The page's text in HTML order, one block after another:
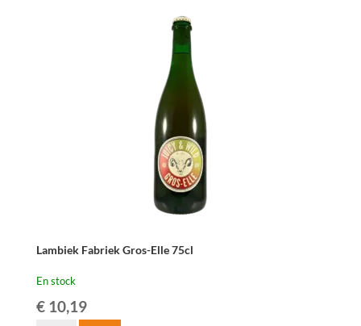
Lambiek Fabriek Gros-Elle 75cl
En stock
€10,19